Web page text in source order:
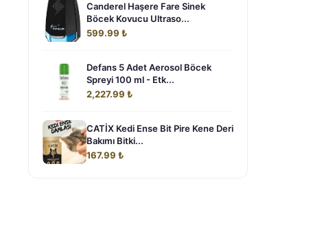
Canderel Haşere Fare Sinek
Böcek Kovucu Ultraso...
599.99 ₺
Defans 5 Adet Aerosol Böcek
Spreyi 100 ml - Etk...
2,227.99 ₺
CATİX Kedi Ense Bit Pire Kene Deri
Bakımı Bitki...
167.99 ₺